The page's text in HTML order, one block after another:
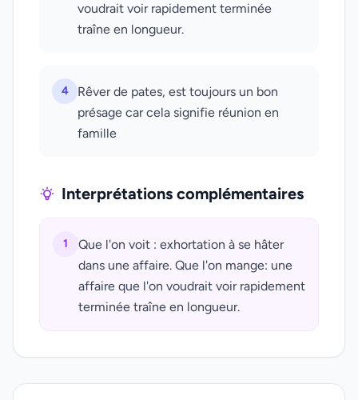
voudrait voir rapidement terminée
traîne en longueur.
4
Rêver de pates, est toujours un bon
présage car cela signifie réunion en
famille
Interprétations complémentaires
1
Que l'on voit : exhortation à se hâter
dans une affaire. Que l'on mange: une
affaire que l'on voudrait voir rapidement
terminée traîne en longueur.